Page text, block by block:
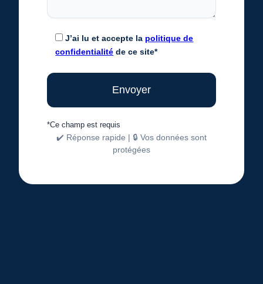
J’ai lu et accepte la politique de
confidentialité de ce site*
*Ce champ est requis
✔️ Réponse rapide | 🔒 Vos données sont
protégées